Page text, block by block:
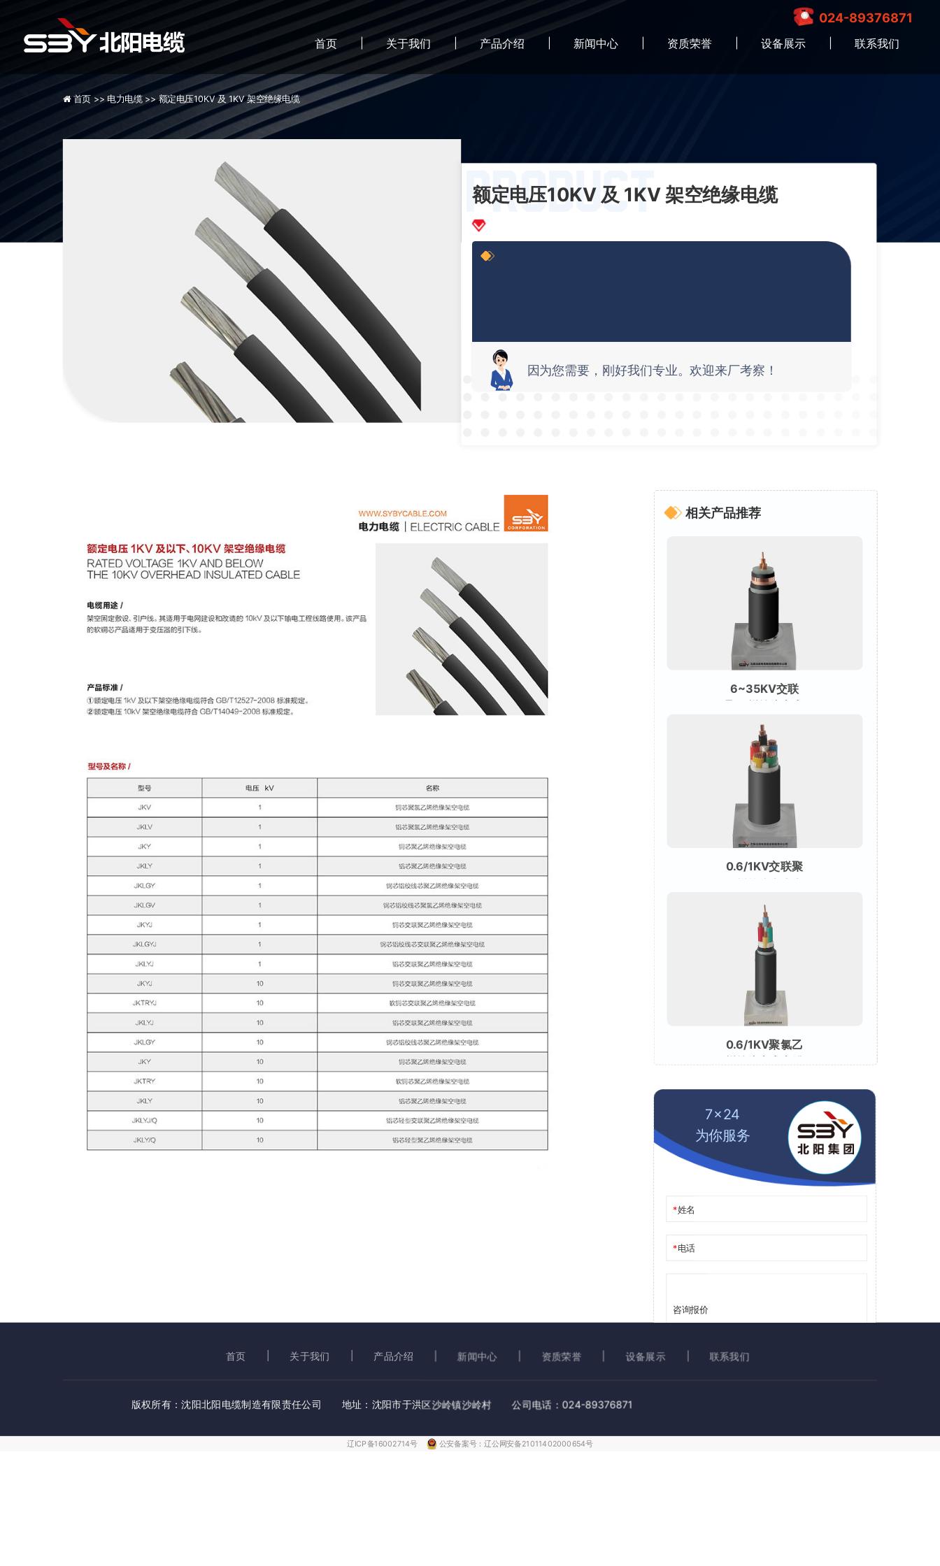
首页 关于我们 产品介绍 新闻中心 资质荣誉 设备展示 联系我们
024-89376871
额定电压10KV 及 1KV 架空绝缘电缆
因为您需要，刚好我们专业。欢迎来厂考察！
相关产品推荐
6~35KV交联
电缆
0.6/1KV交联聚
0.6/1KV聚氯乙
7x24
为你服务
姓名
电话
咨询报价
首页 >> 电力电缆 >>额定电压10KV 及 1KV 架空绝缘电缆
版权所有：沈阳北阳电缆制造有限责任公司 地址：沈阳市于洪区沙岭镇沙岭村 公司电话：024-89376871
首页 关于我们 产品介绍 新闻中心 资质荣誉 设备展示 联系我们
辽ICP备16002714号 公安备案号：辽公网安备21011402000654号